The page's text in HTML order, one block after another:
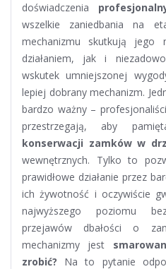
doświadczenia
wszelkie zaniedbania na
mechanizmu skutkują jego
działaniem, jak i
wskutek umniejszonej
lepiej dobrany mechanizm.
bardzo ważny – profesjonaliści
przestrzegają, aby
konserwacji zamków w
wewnętrznych. Tylko to
prawidłowe działanie przez
ich żywotność i oczywiście
najwyższego poziomu
przejawów dbałości o
mechanizmy jest
zrobić? Na to pytanie